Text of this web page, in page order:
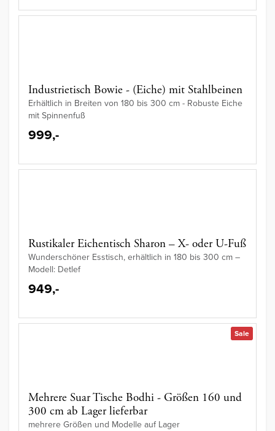
Industrietisch Bowie - (Eiche) mit Stahlbeinen
Erhältlich in Breiten von 180 bis 300 cm - Robuste Eiche
mit Spinnenfuß
999,-
Rustikaler Eichentisch Sharon – X- oder U-Fuß
Wunderschöner Esstisch, erhältlich in 180 bis 300 cm –
Modell: Detlef
949,-
Sale
Mehrere Suar Tische Bodhi - Größen 160 und
300 cm ab Lager lieferbar
mehrere Größen und Modelle auf Lager